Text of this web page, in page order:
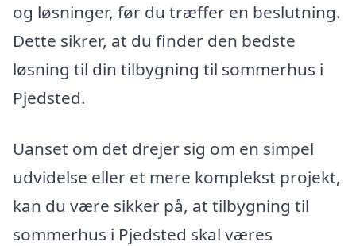
og løsninger, før du træffer en beslutning.
Dette sikrer, at du finder den bedste
løsning til din tilbygning til sommerhus i
Pjedsted.
Uanset om det drejer sig om en simpel
udvidelse eller et mere komplekst projekt,
kan du være sikker på, at tilbygning til
sommerhus i Pjedsted skal væres